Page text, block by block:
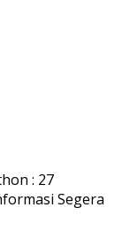
: 27
Segera